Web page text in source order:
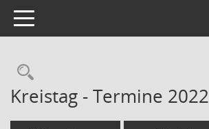
Toggle navigation
Kreistag - Termine 2022